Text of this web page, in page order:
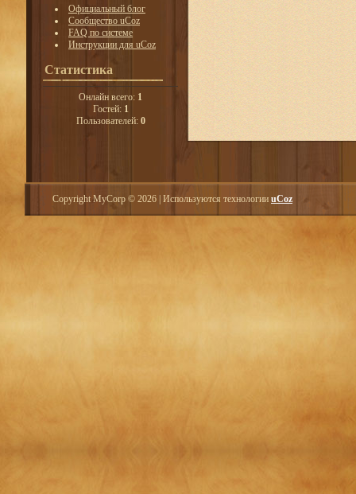
Официальный блог
Сообщество uCoz
FAQ по системе
Инструкции для uCoz
Статистика
Онлайн всего: 1
Гостей: 1
Пользователей: 0
Copyright MyCorp © 2026 Используются технологии uCoz